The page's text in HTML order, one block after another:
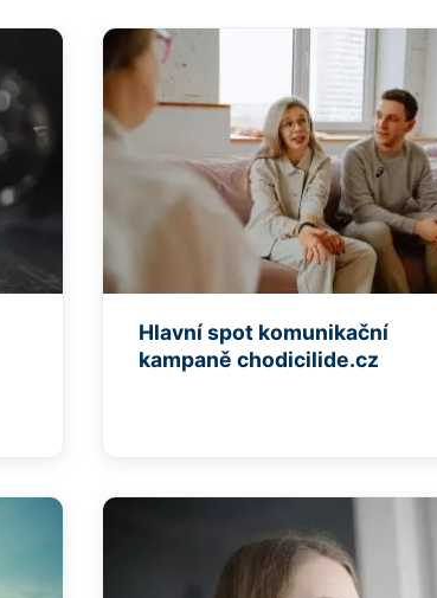
Hlavní spot komunikační
kampaně chodicilide.cz